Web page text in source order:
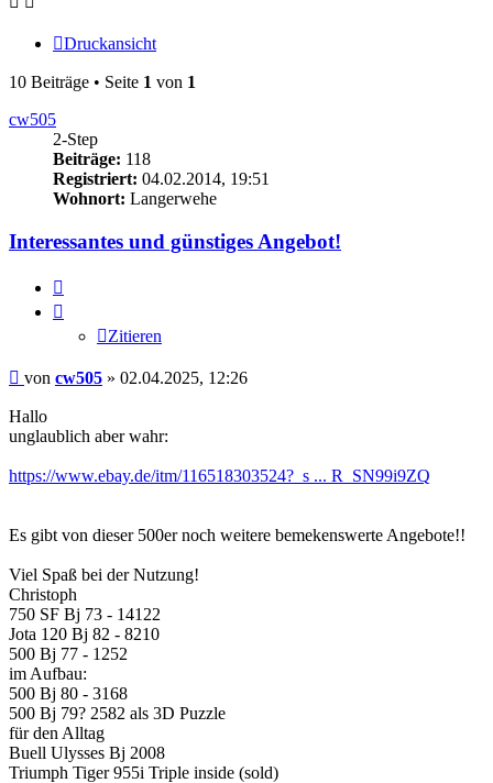
Druckansicht
10 Beiträge • Seite 1 von 1
cw505
2-Step
Beiträge: 118
Registriert: 04.02.2014, 19:51
Wohnort: Langerwehe
Interessantes und günstiges Angebot!
Zitieren
Beitrag
von cw505 » 02.04.2025, 12:26
Hallo
unglaublich aber wahr:
https://www.ebay.de/itm/116518303524?_s ... R_SN99i9ZQ
Es gibt von dieser 500er noch weitere bemekenswerte Angebote!!
Viel Spaß bei der Nutzung!
Christoph
750 SF Bj 73 - 14122
Jota 120 Bj 82 - 8210
500 Bj 77 - 1252
im Aufbau:
500 Bj 80 - 3168
500 Bj 79? 2582 als 3D Puzzle
für den Alltag
Buell Ulysses Bj 2008
Triumph Tiger 955i Triple inside (sold)